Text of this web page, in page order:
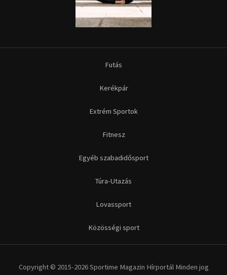
Futás
Kerékpár
Extrém Sportok
Fitnesz
Egyéb szabadidősport
Túra-Utazás
Lovassport
Közösségi sport
Copyright © 2015-2026 Sportime Magazin Hírportál Minden jog